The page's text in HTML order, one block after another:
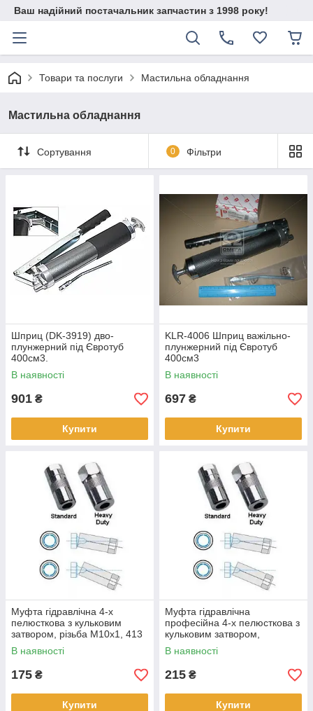
Ваш надійний постачальник запчастин з 1998 року!
Товари та послуги Мастильна обладнання
Мастильна обладнання
Сортування 0 Фільтри
Шприц (DK-3919) дво-
плунжерний під Євротуб
400см3.
В наявності
901 ₴
Купити
KLR-4006 Шприц важільно-
плунжерний під Євротуб
400см3
В наявності
697 ₴
Купити
Муфта гідравлічна 4-х
пелюсткова з кульковим
затвором, різьба М10х1, 413
бар
В наявності
175 ₴
Купити
Муфта гідравлічна
професійна 4-х пелюсткова з
кульковим затвором,
різьблення М10х1, 690 бар
В наявності
215 ₴
Купити